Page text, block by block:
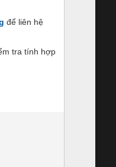
để liên hệ
tra tính hợp